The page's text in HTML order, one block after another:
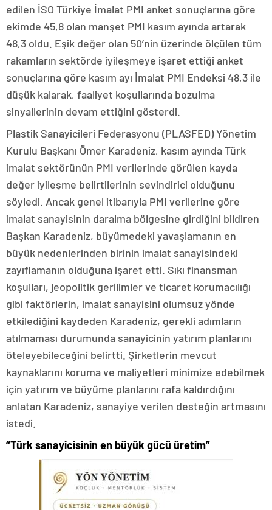
edilen İSO Türkiye İmalat PMI anket sonuçlarına göre
ekimde 45,8 olan manşet PMI kasım ayında artarak
48,3 oldu. Eşik değer olan 50’nin üzerinde ölçülen tüm
rakamların sektörde iyileşmeye işaret ettiği anket
sonuçlarına göre kasım ayı İmalat PMI Endeksi 48,3 ile
düşük kalarak, faaliyet koşullarında bozulma
sinyallerinin devam ettiğini gösterdi.
Plastik Sanayicileri Federasyonu (PLASFED) Yönetim
Kurulu Başkanı Ömer Karadeniz, kasım ayında Türk
imalat sektörünün PMI verilerinde görülen kayda
değer iyileşme belirtilerinin sevindirici olduğunu
söyledi. Ancak genel itibarıyla PMI verilerine göre
imalat sanayisinin daralma bölgesine girdiğini bildiren
Başkan Karadeniz, büyümedeki yavaşlamanın en
büyük nedenlerinden birinin imalat sanayisindeki
zayıflamanın olduğuna işaret etti. Sıkı finansman
koşulları, jeopolitik gerilimler ve ticaret korumacılığı
gibi faktörlerin, imalat sanayisini olumsuz yönde
etkilediğini kaydeden Karadeniz, gerekli adımların
atılmaması durumunda sanayicinin yatırım planlarını
öteleyebileceğini belirtti. Şirketlerin mevcut
kaynaklarını koruma ve maliyetleri minimize edebilmek
için yatırım ve büyüme planlarını rafa kaldırdığını
anlatan Karadeniz, sanayiye verilen desteğin artmasını
istedi.
“Türk sanayicisinin en büyük gücü üretim”